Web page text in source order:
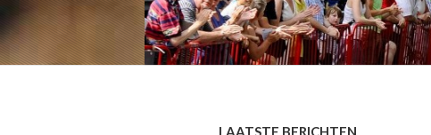
LAATSTE BERICHTEN